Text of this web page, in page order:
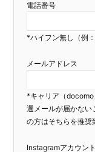
電話番号
*ハイフン無し（例
メールアドレス
*キャリア（
選メールが届かない
の方はそちらを推奨
Instagramアカウン